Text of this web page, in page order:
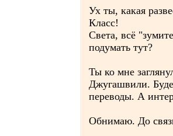
Ух ты, какая
Класс!
Света, всё
подумать тут?
Ты ко мне
Джугашвили.
переводы. А
Обнимаю. До